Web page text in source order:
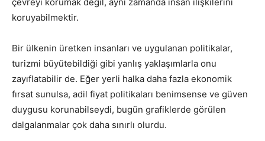
koruyabilmektir.
Bir ülkenin üretken insanları ve uygulanan politikalar,
turizmi büyütebildiği gibi yanlış yaklaşımlarla onu
zayıflatabilir de. Eğer yerli halka daha fazla ekonomik
fırsat sunulsa, adil fiyat politikaları benimsense ve güven
duygusu korunabilseydi, bugün grafiklerde görülen
dalgalanmalar çok daha sınırlı olurdu.